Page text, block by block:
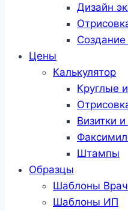
Дизайн
Цены
Калькулятор
Круглые
Визитки
Штампы
Образцы
Шаблоны Врач
Шаблоны ИП